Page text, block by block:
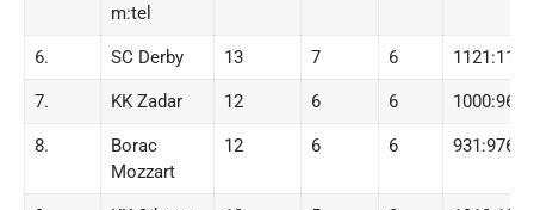
m:tel
6. SC Derby 13 7 6 1121:1117
7. KK Zadar 12 6 6 1000:964
8.
Borac
Mozzart
12 6 6 931:976